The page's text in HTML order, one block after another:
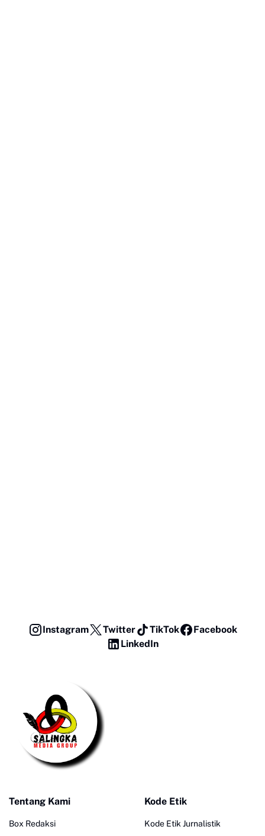
Instagram Twitter TikTok
Facebook
LinkedIn
Tentang Kami
Box Redaksi
Kode Etik
Kode Etik Jurnalistik